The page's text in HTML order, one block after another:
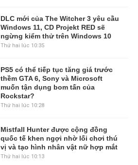
DLC mới của The Witcher 3 yêu cầu
Windows 11, CD Projekt RED sẽ
ngừng kiểm thử trên Windows 10
Thứ hai lúc 10:35
PS5 có thể tiếp tục tăng giá trước
thềm GTA 6, Sony và Microsoft
muốn tận dụng bom tấn của
Rockstar?
Thứ hai lúc 10:28
Mistfall Hunter được cộng đồng
quốc tế khen ngợi nhờ lối chơi thú
vị và tạo hình nhân vật nữ hợp mắt
Thứ hai lúc 10:13